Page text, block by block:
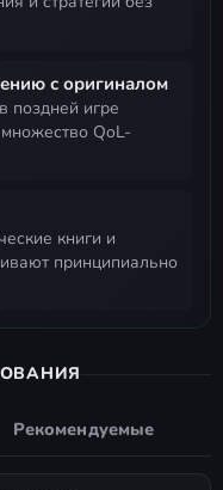
с оригиналом
QoL-
принципиально
Рекомендуемые